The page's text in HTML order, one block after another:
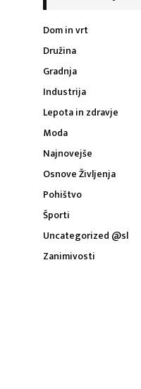
Dom in vrt
Družina
Gradnja
Industrija
Lepota in zdravje
Moda
Najnovejše
Osnove Življenja
Pohištvo
Športi
Uncategorized @sl
Zanimivosti